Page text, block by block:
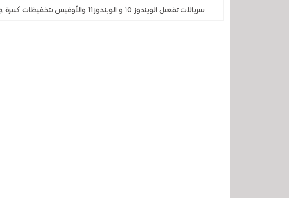
سريالات تفعيل الويندوز 10 و الويندوز11 والأوفيس بتخفيظات كبيرة جدا بمناسبة عيد الفصح